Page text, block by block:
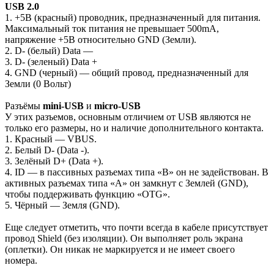
USB 2.0
1. +5В (красный) проводник, предназначенный для питания.
Максимальный ток питания не превышает 500mA,
напряжение +5В относительно GND (Земли).
2. D- (белый) Data —
3. D- (зеленый) Data +
4. GND (черный) — общий провод, предназначенный для
Земли (0 Вольт)
Разъёмы mini-USB и micro-USB
У этих разъемов, основным отличием от USB являются не
только его размеры, но и наличие дополнительного контакта.
1. Красный — VBUS.
2. Белый D- (Data -).
3. Зелёный D+ (Data +).
4. ID — в пассивных разъемах типа «B» он не задействован. В
активных разъемах типа «A» он замкнут с Землей (GND),
чтобы поддерживать функцию «OTG».
5. Чёрный — Земля (GND).
Еще следует отметить, что почти всегда в кабеле присутствует
провод Shield (без изоляции). Он выполняет роль экрана
(оплетки). Он никак не маркируется и не имеет своего
номера.